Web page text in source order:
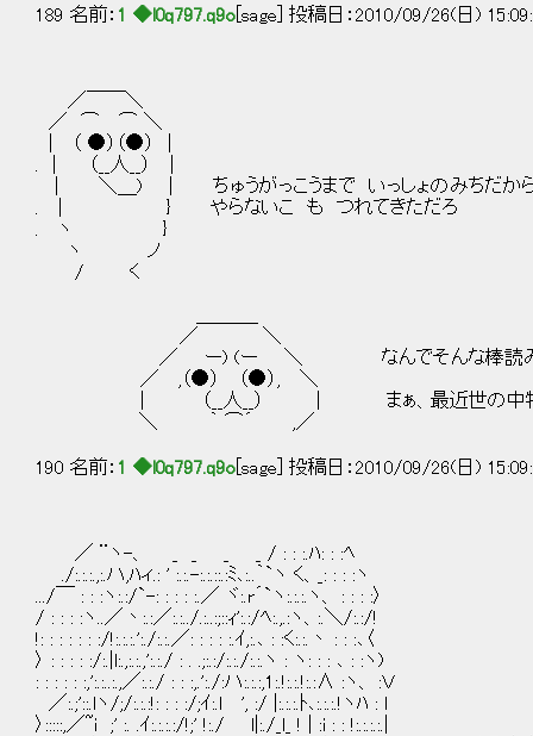
189 名前： 1 ◆l0q797.q9o [sage] 投稿日：2010/09/26(日)
／￣￣＼
／ ⌒ ⌒ ＼
| （ ●）（●） |
. | （__人__） |
| ＼＿) | ちゅうがっこうまで いっしょのみちだか
. | } やらないこ も つれてきただろ
. ヽ }
ヽ ノ
/ く
／ ＼
／ ー) (ー ＼ なんでそんな棒読みな
／ ,（●） （●）, ＼
| （__人__） | まぁ、最近世の中物騒だし
＼ ｀ ⌒´ ,／
190 名前： 1 ◆l0q797.q9o [sage] 投稿日：2010/09/26(日)
／ ¨ヽ-、 _ _ _ _ / : : :.ﾊ: : :ﾍ
./:.:.:.,:.ハ,ﾊィ.: ' :.:.-:.:.::.:ﾐ､:..｀`ヽ く、_: : : :ヽ
.../￣ : : :ヽ:.:/`-: : : : :.／ ヾ:.r´`ヽ:.:.:.ヽ、 : : : :〉
/ : : : :ヽ..／丶:.:／:.:../.:..:;::ｨ':.:/ﾍ:.,.:ヽ、:.＼/:.:/!
!: : : : : : :/!:.:.:.':./:.:.／: : : : :.ｲ,:.､ : :く:.:.丶 : : :､〈
〉 : : : : :/:.|l:.,:.:.,':.:./ : . .;:.:/:.:./:.:.ヽ : ヽ: : : ､ : :ヽ)
: : : : : :,':.:..:.,／:.:./ : : :,.':./:ハ:.:.:,1:.!:.:.!:.:∧ :ヽ、 :Ｖ
／:.;'::.lヽ/;/:.:.:!: : : :/;ｲ:.l ', :/ |:.:.:.ﾄ､:.:.:.!ヽﾊ : l
〉:::::,／~i ;' :. .ｲ:.:.:.:/!;' !:./ l|:./_l_ ! | :i : : !:.:.:.:.|